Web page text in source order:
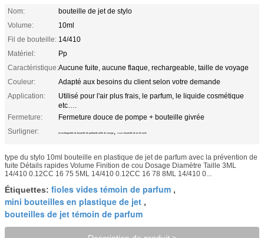
Nom:
bouteille de jet de stylo
Volume:
10ml
Fil de bouteille: 14/410
Matériel:
Pp
Caractéristique:Aucune fuite, aucune flaque, rechargeable, taille de voyage
Couleur:
Adapté aux besoins du client selon votre demande
Application:
Utilisé pour l'air plus frais, le parfum, le liquide cosmétique
etc….
Fermeture:
Fermeture douce de pompe + bouteille givrée
Surligner:
jet rechargeable de bouteille de parfum de taille de voyage , 14/410 bouteille de jet de stylo
type du stylo 10ml bouteille en plastique de jet de parfum avec la prévention de
fuite Détails rapides Volume Finition de cou Dosage Diamètre Taille 3ML
14/410 0.12CC 16 75 5ML 14/410 0.12CC 16 78 8ML 14/410 0...
Étiquettes: fioles vides témoin de parfum ,
mini bouteilles en plastique de jet ,
bouteilles de jet témoin de parfum